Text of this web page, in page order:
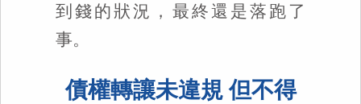
到錢的狀況，最終還是落跑了
事。
債權轉讓未違規 但不得